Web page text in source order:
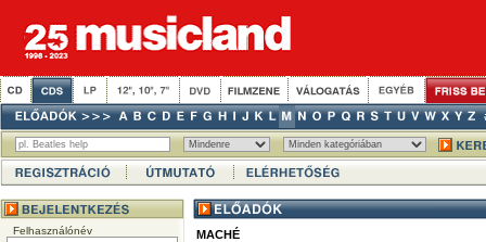
Felhasználónév
MACHÉ